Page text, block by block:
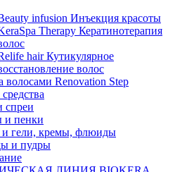
infusion Инъекция красоты
Therapy Кератинотерапия
hair Кутикулярное
волос
волосами Renovation Step
спреи
и пенки
и гели, кремы, флюиды
и пудры